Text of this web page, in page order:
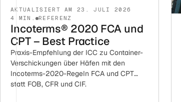
AKTUALISIERT AM 23. JULI 2026
4 MIN.
REFERENZ
Incoterms® 2020 FCA und
CPT – Best Practice
Praxis-Empfehlung der ICC zu Container-
Verschickungen über Häfen mit den
Incoterms-2020-Regeln FCA und CPT
statt FOB, CFR und CIF.